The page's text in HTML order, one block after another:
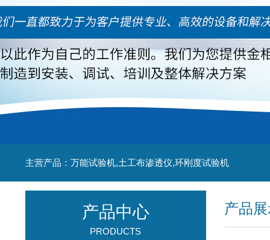
主营产品：万能试验机,土工布渗透仪,环刚度试验机
产品
产品中心
PRODUCTS